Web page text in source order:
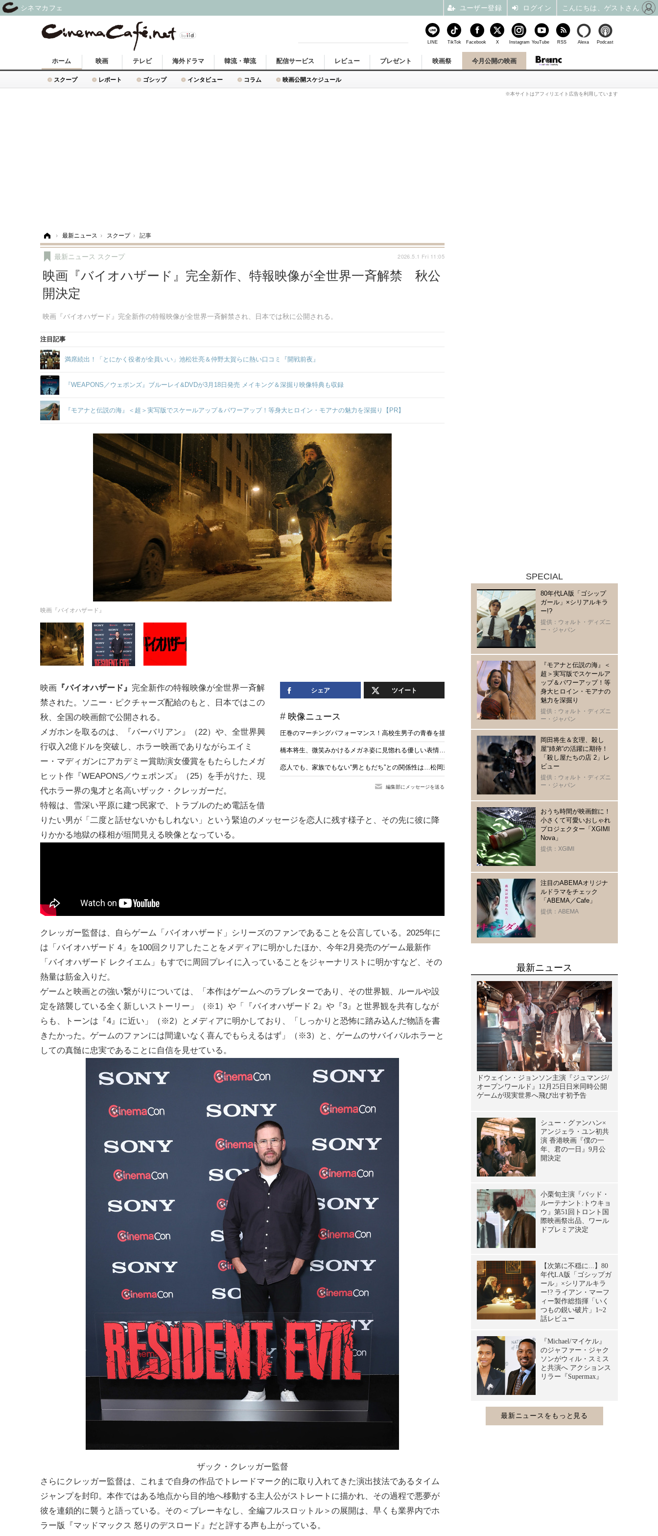
ホーム
スクープ レポート ゴシップ インタビュー コラム 映画公開スケジュール
映画 テレビ 海外ドラマ 韓流・華流 配信サービス レビュー プレゼント 映画祭 今月公開の映画
※本サイトはアフィリエイト広告を利用しています
› 最新ニュース › スクープ › 記事
映画『バイオハザード』完全新作、特報映像が全世界一斉解禁 秋公
開決定
映画『バイオハザード』完全新作の特報映像が全世界一斉解禁され、日本では秋に公開される。
最新ニュース スクープ 2026.5.1 Fri 11:05
注目記事
満席続出！「とにかく役者が全員いい」池松壮亮＆仲野太賀らに熱い口コミ『開戦前夜』
『WEAPONS／ウェポンズ』ブルーレイ&DVDが3月18日発売 メイキング＆深掘り映像特典も収録
『モアナと伝説の海』＜超＞実写版でスケールアップ＆パワーアップ！等身大ヒロイン・モアナの魅力を深掘り【PR】
映画『バイオハザード』
シェア ツイート
映像ニュース
圧巻のマーチングパフォーマンス！高校生男子の青春を描く『進行曲 マーチングボーイズ』日本版予告編
橋本将生、微笑みかけるメガネ姿に見惚れる優しい表情…『お姉ちゃんの翠くん』本編映像初公開！
恋人でも、家族でもない“男ともだち”との関係性は…松岡茉優×成田凌『男ともだち』本予告＆本ビジュアル
編集部にメッセージを送る
映画 『バイオハザード』 完全新作の特報映像が全世界一斉解
禁された。ソニー・ピクチャーズ配給のもと、日本ではこの
秋、全国の映画館で公開される。
メガホンを取るのは、『バーバリアン』（22）や、全世界興
行収入2億ドルを突破し、ホラー映画でありながらエイミ
ー・マディガンにアカデミー賞助演女優賞をもたらしたメガ
ヒット作『WEAPONS／ウェポンズ』（25）を手がけた、現
代ホラー界の鬼才と名高いザック・クレッガーだ。
特報は、雪深い平原に建つ民家で、トラブルのため電話を借
りたい男が「二度と話せないかもしれない」という緊迫のメッセージを恋人に残す様子と、その先に彼に降
りかかる地獄の様相が垣間見える映像となっている。
クレッガー監督は、自らゲーム「バイオハザード」シリーズのファンであることを公言している。2025年に
は「バイオハザード 4」を100回クリアしたことをメディアに明かしたほか、今年2月発売のゲーム最新作
「バイオハザード レクイエム」もすでに周回プレイに入っていることをジャーナリストに明かすなど、その
熱量は筋金入りだ。
ゲームと映画との強い繋がりについては、「本作はゲームへのラブレターであり、その世界観、ルールや設
定を踏襲している全く新しいストーリー」（※1）や「『バイオハザード 2』や『3』と世界観を共有しなが
らも、トーンは『4』に近い」（※2）とメディアに明かしており、「しっかりと恐怖に踏み込んだ物語を書
きたかった。ゲームのファンには間違いなく喜んでもらえるはず」（※3）と、ゲームのサバイバルホラーと
しての真髄に忠実であることに自信を見せている。
ザック・クレッガー監督
さらにクレッガー監督は、これまで自身の作品でトレードマーク的に取り入れてきた演出技法であるタイム
ジャンプを封印。本作ではある地点から目的地へ移動する主人公がストレートに描かれ、その過程で悪夢が
彼を連鎖的に襲うと語っている。その＜ブレーキなし、全編フルスロットル＞の展開は、早くも業界内でホ
ラー版『マッドマックス 怒りのデスロード』だと評する声も上がっている。
SPECIAL
80年代LA版「ゴシップ
ガール」×シリアルキラ
ー!?
提供：ウォルト・ディズニ
ー・ジャパン
『モアナと伝説の海』＜
超＞実写版でスケールア
ップ＆パワーアップ！等
身大ヒロイン・モアナの
魅力を深掘り
提供：ウォルト・ディズニ
ー・ジャパン
岡田将生＆玄理、殺し
屋“姉弟“の活躍に期待！
「殺し屋たちの店 2」レ
ビュー
提供：ウォルト・ディズニ
ー・ジャパン
おうち時間が映画館に！
小さくて可愛いおしゃれ
プロジェクター「XGIMI
Nova」
提供：XGIMI
注目のABEMAオリジナ
ルドラマをチェック
「ABEMA／Cafe」
提供：ABEMA
LINE TikTok Facebook X Instagram YouTube RSS Alexa Podcast
シネマカフェ ユーザー登録 ログイン こんにちは、ゲストさん